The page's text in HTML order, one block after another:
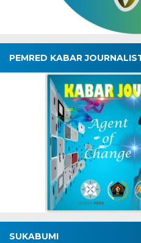
PEMRED KABAR
SUKABUMI